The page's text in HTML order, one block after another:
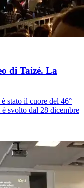
di Taizé. La
stato il cuore del 46°
svolto dal 28 dicembre